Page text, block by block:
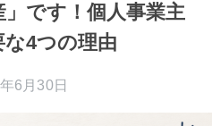
です！個人事業主
4つの理由
6月30日